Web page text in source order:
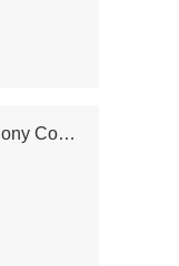
菌落计数仪Manual Colony Counter